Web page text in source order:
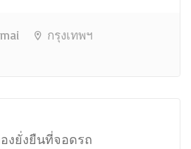
กรุงเทพฯ
งยั่งยืนที่จอดรถ